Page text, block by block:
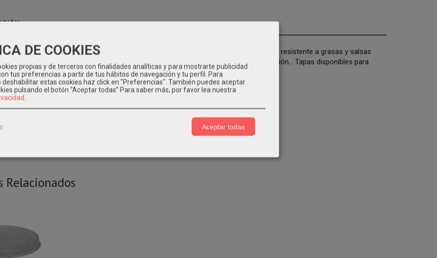
cartón Kraft microondables con revestimiento plastificado apto para uso alimentario, resistente a grasas y salsas
de alimentos, ideales para ensaladas, comidas preparadas frias o calientes, restauración... Tapas disponibles para
Ø111
10 paquetes de 50 unidades
Deposítalo en el contenedor azul para su reciclaje.
Relacionados
DE COOKIES
propias y de terceros con finalidades analíticas y para mostrarte publicidad
tus preferencias a partir de tus hábitos de navegación y tu perfil. Para
deshabilitar estas cookies haz click en "Preferencias". También puedes aceptar
pulsando el botón “Aceptar todas” Para saber más, por favor lea nuestra
.
Aceptar todas